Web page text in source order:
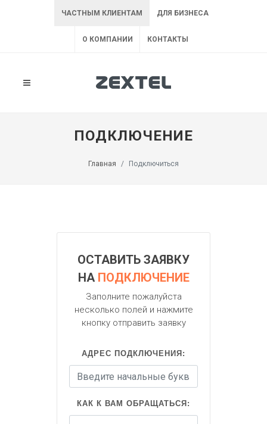
ЧАСТНЫМ КЛИЕНТАМ ДЛЯ БИЗНЕСА
О КОМПАНИИ КОНТАКТЫ
ПОДКЛЮЧЕНИЕ
Главная Подключиться
ОСТАВИТЬ ЗАЯВКУ
НА ПОДКЛЮЧЕНИЕ
Заполните пожалуйста
несколько полей и нажмите
кнопку отправить заявку
АДРЕС ПОДКЛЮЧЕНИЯ:
КАК К ВАМ ОБРАЩАТЬСЯ: